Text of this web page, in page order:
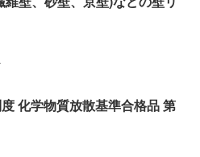
化学物質放散基準合格品 第